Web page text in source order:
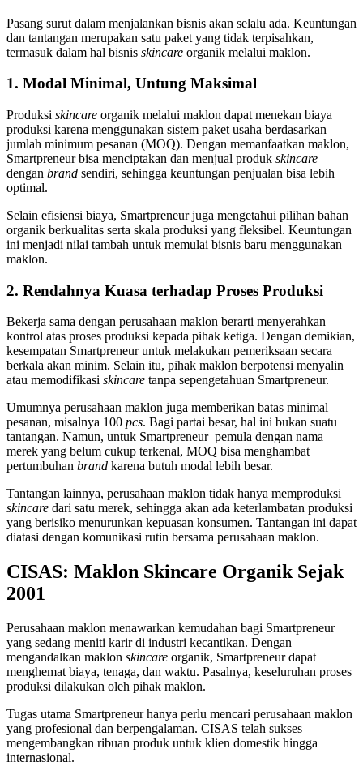
Pasang surut dalam menjalankan bisnis akan selalu ada. Keuntungan
dan tantangan merupakan satu paket yang tidak terpisahkan,
termasuk dalam hal bisnis skincare organik melalui maklon.
1. Modal Minimal, Untung Maksimal
Produksi skincare organik melalui maklon dapat menekan biaya
produksi karena menggunakan sistem paket usaha berdasarkan
jumlah minimum pesanan (MOQ). Dengan memanfaatkan maklon,
Smartpreneur bisa menciptakan dan menjual produk skincare
dengan brand sendiri, sehingga keuntungan penjualan bisa lebih
optimal.
Selain efisiensi biaya, Smartpreneur juga mengetahui pilihan bahan
organik berkualitas serta skala produksi yang fleksibel. Keuntungan
ini menjadi nilai tambah untuk memulai bisnis baru menggunakan
maklon.
2. Rendahnya Kuasa terhadap Proses Produksi
Bekerja sama dengan perusahaan maklon berarti menyerahkan
kontrol atas proses produksi kepada pihak ketiga. Dengan demikian,
kesempatan Smartpreneur untuk melakukan pemeriksaan secara
berkala akan minim. Selain itu, pihak maklon berpotensi menyalin
atau memodifikasi skincare tanpa sepengetahuan Smartpreneur.
Umumnya perusahaan maklon juga memberikan batas minimal
pesanan, misalnya 100 pcs. Bagi partai besar, hal ini bukan suatu
tantangan. Namun, untuk Smartpreneur pemula dengan nama
merek yang belum cukup terkenal, MOQ bisa menghambat
pertumbuhan brand karena butuh modal lebih besar.
Tantangan lainnya, perusahaan maklon tidak hanya memproduksi
skincare dari satu merek, sehingga akan ada keterlambatan produksi
yang berisiko menurunkan kepuasan konsumen. Tantangan ini dapat
diatasi dengan komunikasi rutin bersama perusahaan maklon.
CISAS: Maklon Skincare Organik Sejak
2001
Perusahaan maklon menawarkan kemudahan bagi Smartpreneur
yang sedang meniti karir di industri kecantikan. Dengan
mengandalkan maklon skincare organik, Smartpreneur dapat
menghemat biaya, tenaga, dan waktu. Pasalnya, keseluruhan proses
produksi dilakukan oleh pihak maklon.
Tugas utama Smartpreneur hanya perlu mencari perusahaan maklon
yang profesional dan berpengalaman. CISAS telah sukses
mengembangkan ribuan produk untuk klien domestik hingga
internasional.